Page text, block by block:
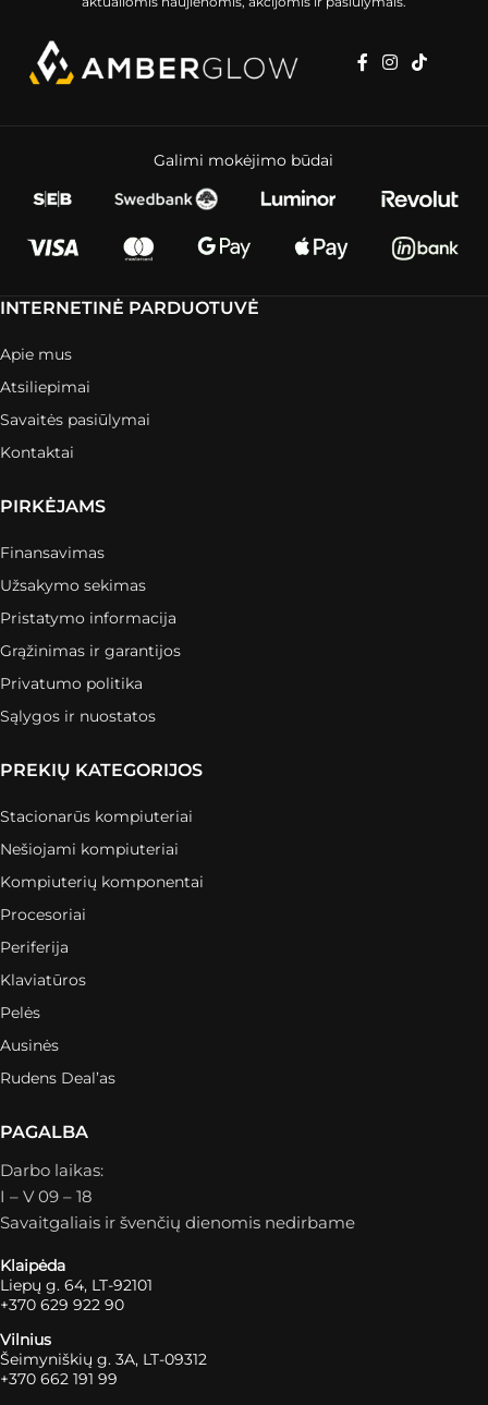
Galimi mokėjimo būdai
INTERNETINĖ PARDUOTUVĖ
Apie mus
Atsiliepimai
Savaitės pasiūlymai
Kontaktai
PIRKĖJAMS
Finansavimas
Užsakymo sekimas
Pristatymo informacija
Grąžinimas ir garantijos
Privatumo politika
Sąlygos ir nuostatos
PREKIŲ KATEGORIJOS
Stacionarūs kompiuteriai
Nešiojami kompiuteriai
Kompiuterių komponentai
Procesoriai
Periferija
Klaviatūros
Pelės
Ausinės
Rudens Deal’as
PAGALBA
Darbo laikas:
I – V 09 – 18
Savaitgaliais ir švenčių dienomis nedirbame
Klaipėda
Liepų g. 64, LT-92101
+370 629 922 90
Vilnius
Šeimyniškių g. 3A, LT-09312
+370 662 191 99